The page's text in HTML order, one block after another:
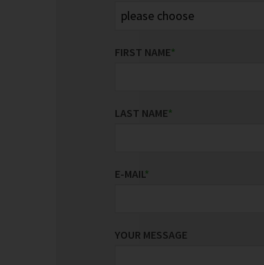
FIRST NAME*
LAST NAME*
E-MAIL*
YOUR MESSAGE